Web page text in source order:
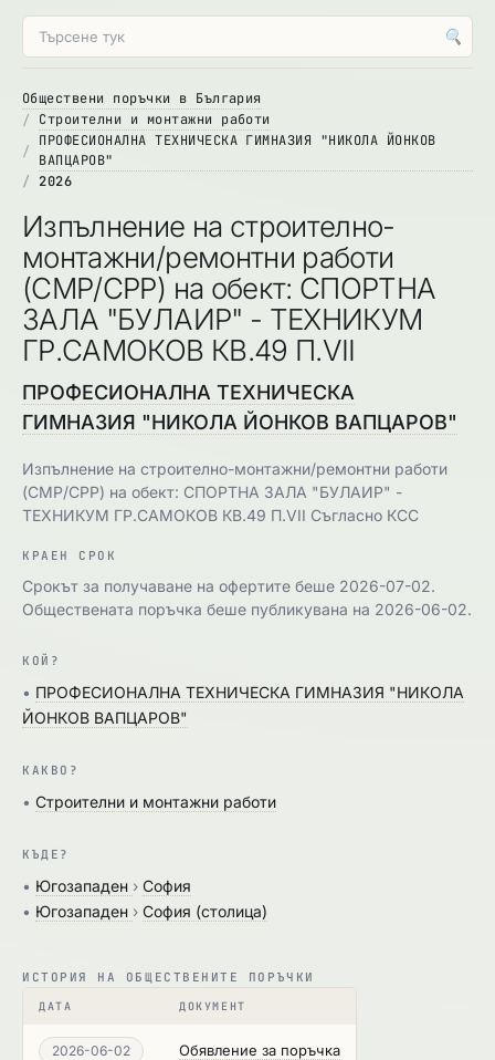
🔍
Обществени поръчки в България
Строителни и монтажни работи
ПРОФЕСИОНАЛНА ТЕХНИЧЕСКА ГИМНАЗИЯ "НИКОЛА ЙОНКОВ
ВАПЦАРОВ"
2026
Изпълнение на строително-
монтажни/ремонтни работи
(СМР/СРР) на обект: СПОРТНА
ЗАЛА "БУЛАИР" - ТЕХНИКУМ
ГР.САМОКОВ КВ.49 П.VII
ПРОФЕСИОНАЛНА ТЕХНИЧЕСКА
ГИМНАЗИЯ "НИКОЛА ЙОНКОВ ВАПЦАРОВ"
Изпълнение на строително-монтажни/ремонтни работи
(СМР/СРР) на обект: СПОРТНА ЗАЛА "БУЛАИР" -
ТЕХНИКУМ ГР.САМОКОВ КВ.49 П.VII Съгласно КСС
КРАЕН СРОК
Срокът за получаване на офертите беше 2026-07-02.
Обществената поръчка беше публикувана на 2026-06-02.
КОЙ?
• ПРОФЕСИОНАЛНА ТЕХНИЧЕСКА ГИМНАЗИЯ "НИКОЛА
ЙОНКОВ ВАПЦАРОВ"
КАКВО?
• Строителни и монтажни работи
КЪДЕ?
• Югозападен › София
• Югозападен › София (столица)
ИСТОРИЯ НА ОБЩЕСТВЕНИТЕ ПОРЪЧКИ
ДАТА ДОКУМЕНТ
2026-06-02 Обявление за поръчка